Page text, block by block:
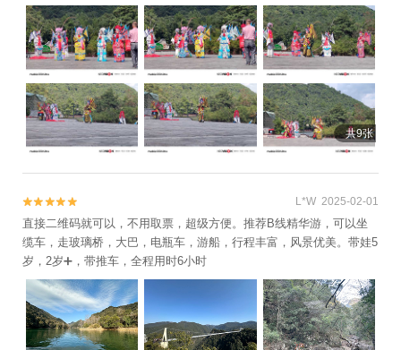
共9张

 L*W 2025-02-01
直接二维码就可以，不用取票，超级方便。推荐B线精华游，可以坐
缆车，走玻璃桥，大巴，电瓶车，游船，行程丰富，风景优美。带娃5
岁，2岁➕，带推车，全程用时6小时